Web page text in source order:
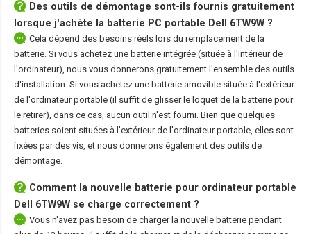
Des outils de démontage sont-ils fournis gratuitement
lorsque j'achète la batterie PC portable Dell 6TW9W ?
Cela dépend des besoins réels lors du remplacement de la
batterie. Si vous achetez une batterie intégrée (située à l'intérieur de
l'ordinateur), nous vous donnerons gratuitement l'ensemble des outils
d'installation. Si vous achetez une batterie amovible située à l'extérieur
de l'ordinateur portable (il suffit de glisser le loquet de la batterie pour
le retirer), dans ce cas, aucun outil n'est fourni. Bien que quelques
batteries soient situées à l'extérieur de l'ordinateur portable, elles sont
fixées par des vis, et nous donnerons également des outils de
démontage.
Comment la nouvelle batterie pour ordinateur portable
Dell 6TW9W se charge correctement ?
Vous n'avez pas besoin de charger la nouvelle batterie pendant